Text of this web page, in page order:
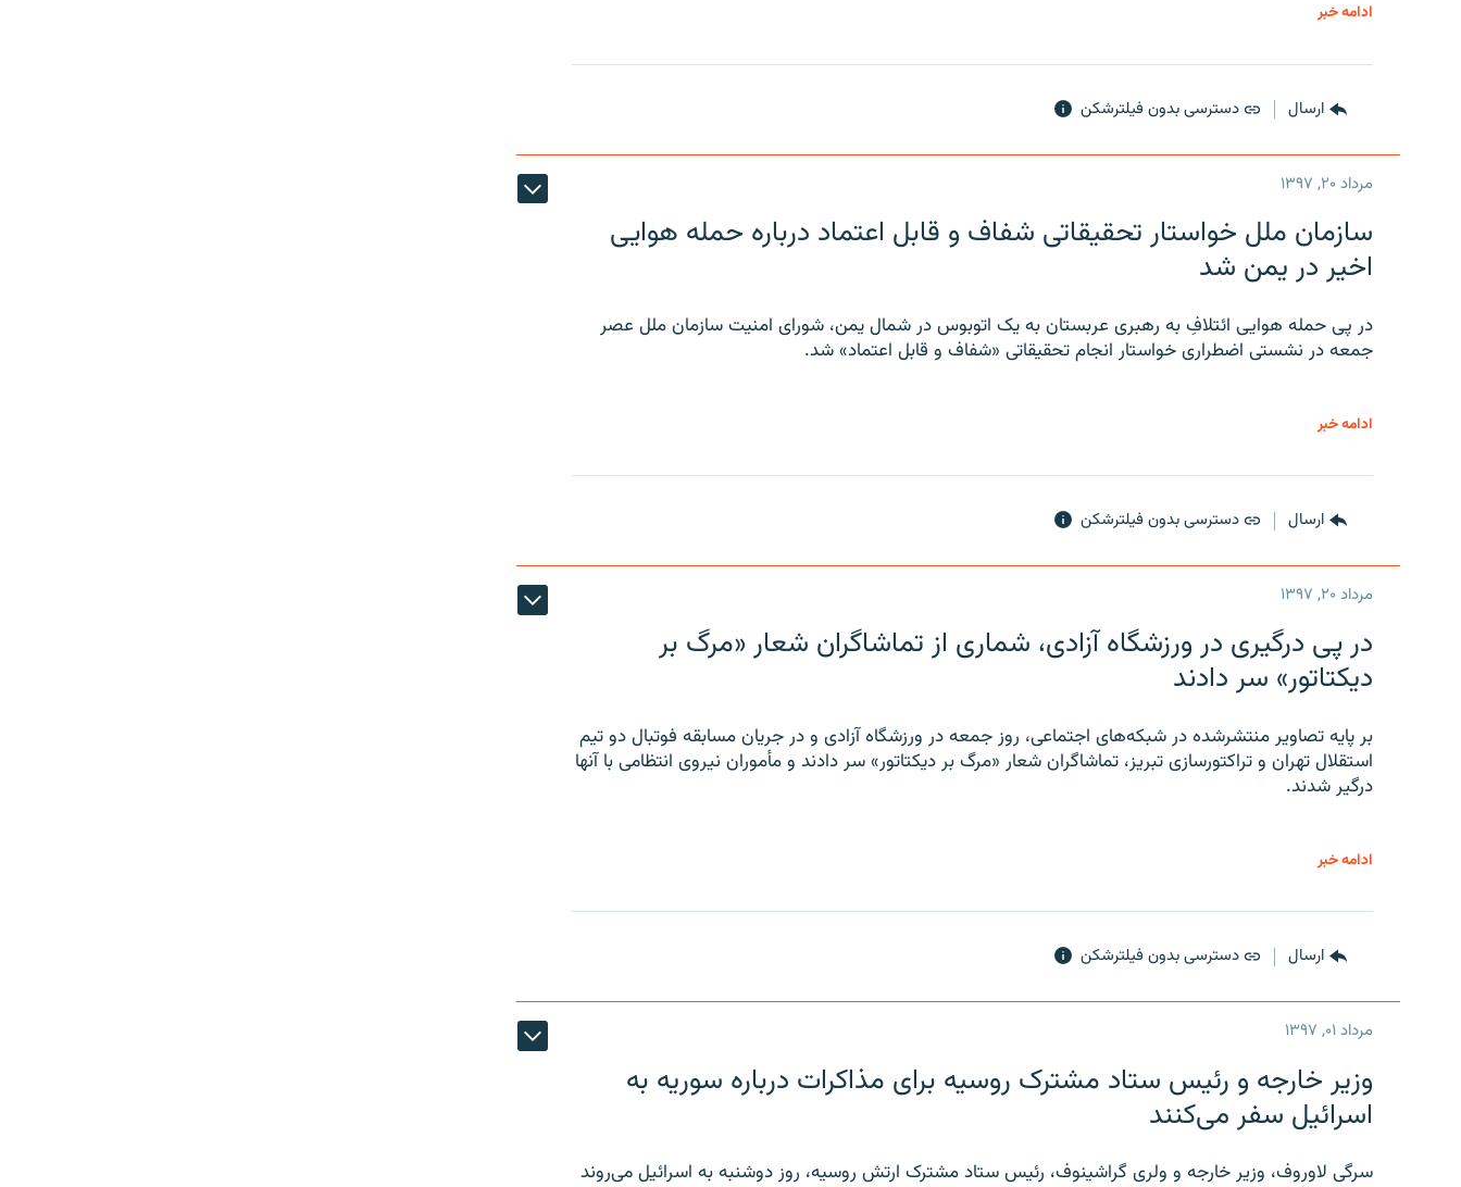
ادامه خبر
ارسال دسترسی بدون فیلترشکن
مرداد ۲۰, ۱۳۹۷
سازمان ملل خواستار تحقیقاتی شفاف و قابل اعتماد درباره حمله هوایی
اخیر در یمن شد
در پی حمله هوایی ائتلافِ به رهبری عربستان به یک اتوبوس در شمال یمن، شورای امنیت سازمان ملل عصر
جمعه در نشستی اضطراری خواستار انجام تحقیقاتی «شفاف و قابل اعتماد» شد.
ادامه خبر
ارسال دسترسی بدون فیلترشکن
مرداد ۲۰, ۱۳۹۷
در پی درگیری در ورزشگاه آزادی، شماری از تماشاگران شعار «مرگ بر
دیکتاتور» سر دادند
بر پایه تصاویر منتشرشده در شبکه‌های اجتماعی، روز جمعه در ورزشگاه آزادی و در جریان مسابقه فوتبال دو تیم
استقلال تهران و تراکتورسازی تبریز، تماشاگران شعار «مرگ بر دیکتاتور» سر دادند و مأموران نیروی انتظامی با آنها
درگیر شدند.
ادامه خبر
ارسال دسترسی بدون فیلترشکن
مرداد ۰۱, ۱۳۹۷
وزیر خارجه و رئیس‌ ستاد مشترک روسیه برای مذاکرات درباره سوریه به
اسرائیل سفر می‌کنند
سرگی لاوروف، وزیر خارجه و ولری گراشینوف، رئیس ستاد مشترک ارتش روسیه، روز دوشنبه به اسرائیل می‌روند